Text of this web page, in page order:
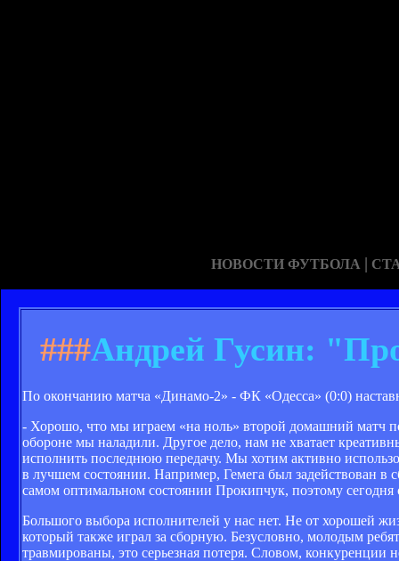
НОВОСТИ ФУТБОЛА |
###Андрей Гусин:
По окончанию матча «Динамо-2» - ФК «Одесса» (0:0)
- Хорошо, что мы играем «на ноль» второй домашний матч
обороне мы наладили. Другое дело, нам не хватает
исполнить последнюю передачу. Мы хотим активно
в лучшем состоянии. Например, Гемега был задействован в
самом оптимальном состоянии Прокипчук, поэтому сегодня
Большого выбора исполнителей у нас нет. Не от хорошей
который также играл за сборную. Безусловно, молодым
травмированы, это серьезная потеря. Словом, конкуренции